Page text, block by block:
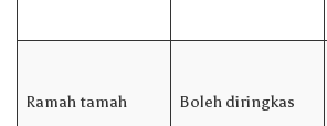
Ramah tamah Boleh diringkas